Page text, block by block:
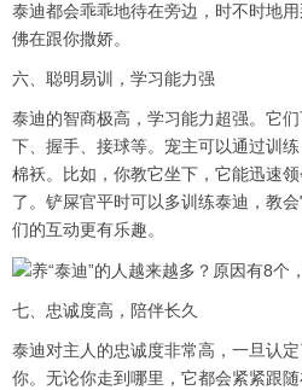
泰迪都会乖乖地待在旁边，时不时地
佛在跟你撒娇。
六、聪明易训，学习能力强
泰迪的智商极高，学习能力超强。它
下、握手、接球等。宠主可以通过训
棉袄。比如，你教它坐下，它能迅速
了。铲屎官平时可以多训练泰迪，教
们的互动更有乐趣。
七、忠诚度高，陪伴长久
泰迪对主人的忠诚度非常高，一旦认
你。无论你走到哪里，它都会紧紧跟